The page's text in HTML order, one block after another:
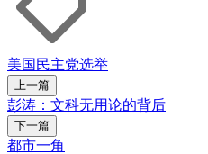
美国 民主党选举
上一篇
彭涛：文科无用论的背后
下一篇
都市一角